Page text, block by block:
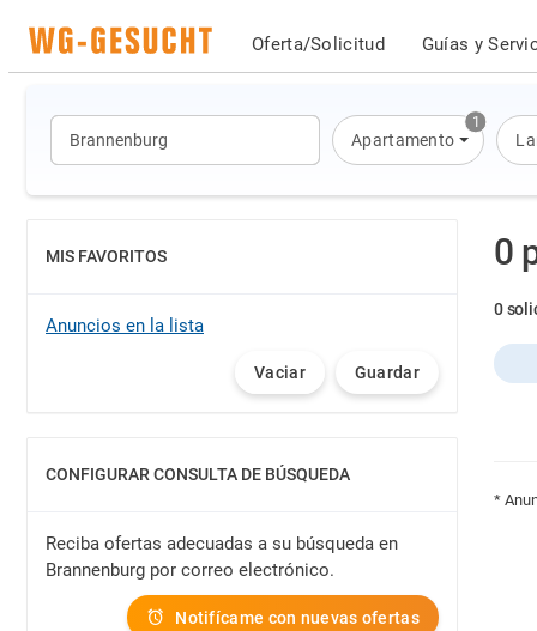
Oferta/Solicitud Guías y
1
Apartamento
0
0
*
MIS FAVORITOS
MOSTRAR
Anuncios en la lista
Vaciar Guardar
CONFIGURAR CONSULTA DE BÚSQUEDA
MOSTRAR
Reciba ofertas adecuadas a su búsqueda en
Brannenburg por correo electrónico.
Notifícame con nuevas ofertas